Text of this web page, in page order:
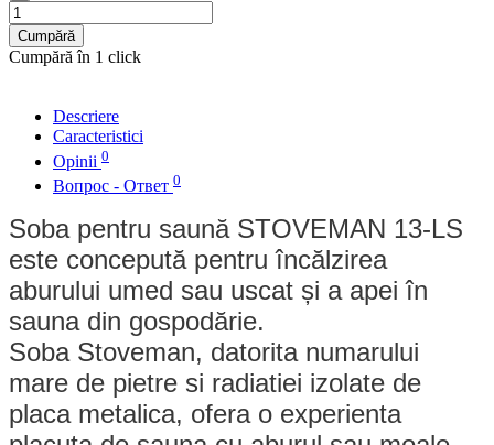
Cumpără
Cumpără în 1 click
Descriere
Caracteristici
Opinii 0
Вопрос - Ответ 0
Soba pentru saună STOVEMAN 13-LS
este concepută pentru încălzirea
aburului umed sau uscat și a apei în
sauna din gospodărie.
Soba Stoveman, datorita numarului
mare de pietre si radiatiei izolate de
placa metalica, ofera o experienta